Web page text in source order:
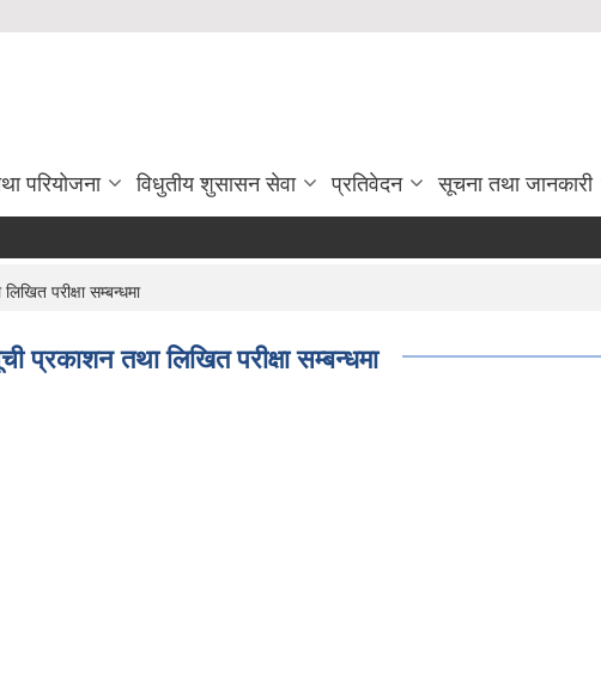
परियोजना विधुतीय शुसासन सेवा प्रतिवेदन सूचना तथा जानकारी
परीक्षा सम्बन्धमा
प्रकाशन तथा लिखित परीक्षा सम्बन्धमा